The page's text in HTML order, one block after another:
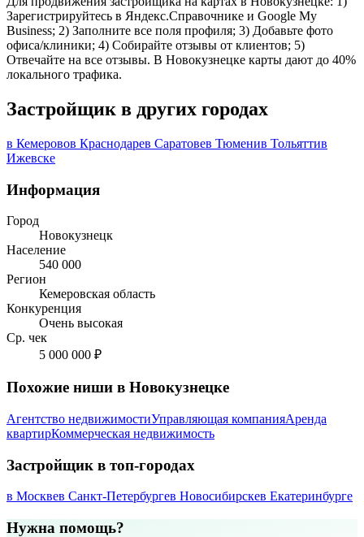
Зарегистрируйтесь в Яндекс.Справочнике и Google My
Business; 2) Заполните все поля профиля; 3) Добавьте фото
офиса/клиники; 4) Собирайте отзывы от клиентов; 5)
Отвечайте на все отзывы. В Новокузнецке карты дают до 40%
локального трафика.
Застройщик в других городах
в Кемеровов Краснодарев Саратовев Тюменив Тольяттив
Ижевске
Информация
Город
Новокузнецк
Население
540 000
Регион
Кемеровская область
Конкуренция
Очень высокая
Ср. чек
5 000 000 ₽
Похожие ниши в Новокузнецке
Агентство недвижимостиУправляющая компанияАренда
квартирКоммерческая недвижимость
Застройщик в топ-городах
в Москвев Санкт-Петербургев Новосибирскев Екатеринбурге
Нужна помощь?